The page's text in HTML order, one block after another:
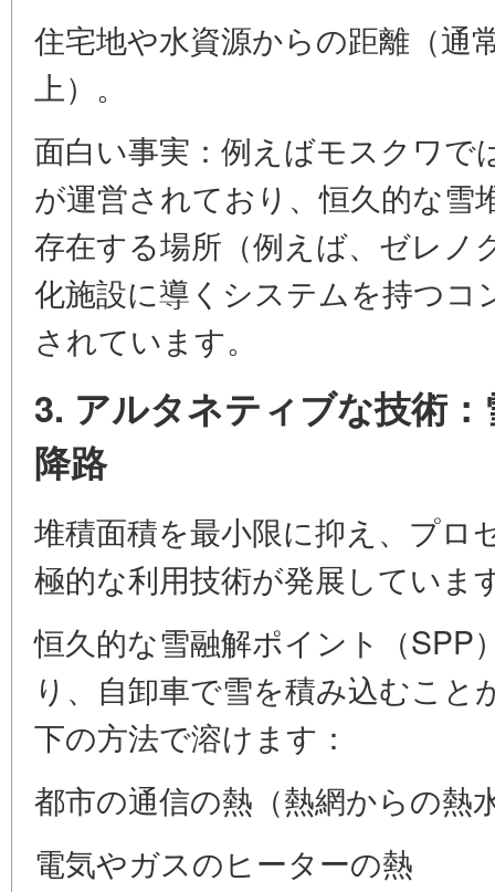
住宅地や水資源からの距離（通
上）。
面白い事実：例えばモスクワで
が運営されており、恒久的な雪
存在する場所（例えば、ゼレノ
化施設に導くシステムを持つコ
されています。
3. アルタネティブな技術
降路
堆積面積を最小限に抑え、プロ
極的な利用技術が発展していま
恒久的な雪融解ポイント（SPP
り、自卸車で雪を積み込むこ
下の方法で溶けます：
都市の通信の熱（熱網からの熱
電気やガスのヒーターの熱